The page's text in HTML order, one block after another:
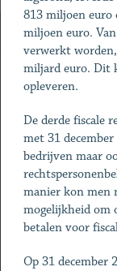
813 miljoen euro
miljoen euro.
verwerkt worden,
miljard euro. Dit
opleveren.
De derde fiscale
met 31
bedrijven maar
manier kon men
mogelijkheid om
betalen voor
Op 31 december